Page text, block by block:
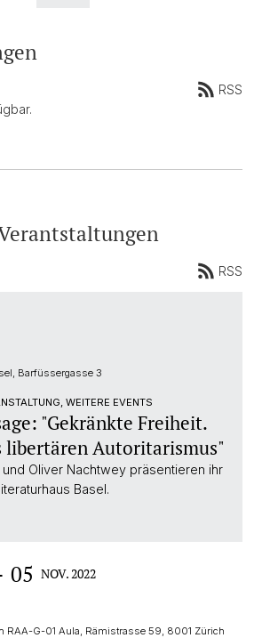
RSS
RSS
Barfüssergasse 3
WEITERE EVENTS
"Gekränkte Freiheit.
libertären Autoritarismus"
Oliver Nachtwey präsentieren ihr
Basel.
05 NOV. 2022
RAA-G-01 Aula, Rämistrasse 59, 8001 Zürich